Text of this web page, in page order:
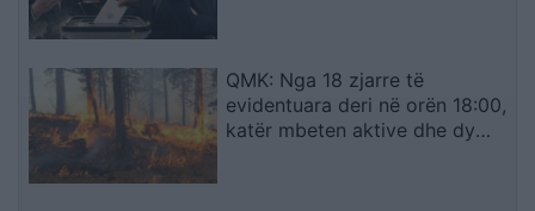
QMK: Nga 18 zjarre të
evidentuara deri në orën 18:00,
katër mbeten aktive dhe dy